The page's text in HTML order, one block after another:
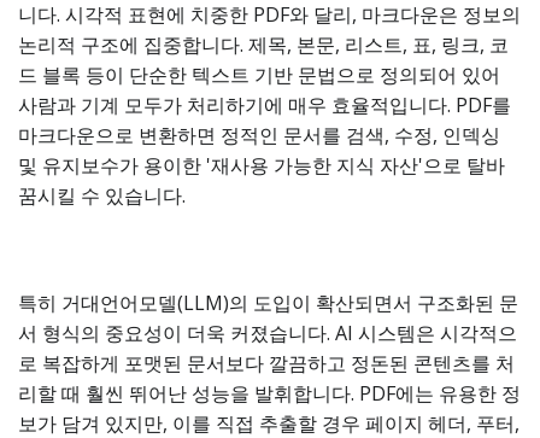
니다. 시각적 표현에 치중한 PDF와 달리, 마크다운은 정보의
논리적 구조에 집중합니다. 제목, 본문, 리스트, 표, 링크, 코
드 블록 등이 단순한 텍스트 기반 문법으로 정의되어 있어
사람과 기계 모두가 처리하기에 매우 효율적입니다. PDF를
마크다운으로 변환하면 정적인 문서를 검색, 수정, 인덱싱
및 유지보수가 용이한 '재사용 가능한 지식 자산'으로 탈바
꿈시킬 수 있습니다.
특히 거대언어모델(LLM)의 도입이 확산되면서 구조화된 문
서 형식의 중요성이 더욱 커졌습니다. AI 시스템은 시각적으
로 복잡하게 포맷된 문서보다 깔끔하고 정돈된 콘텐츠를 처
리할 때 훨씬 뛰어난 성능을 발휘합니다. PDF에는 유용한 정
보가 담겨 있지만, 이를 직접 추출할 경우 페이지 헤더, 푸터,